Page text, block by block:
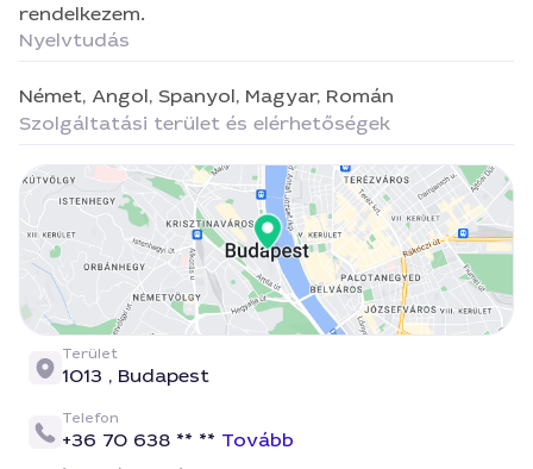
rendelkezem.
Nyelvtudás
Német, Angol, Spanyol, Magyar, Román
Szolgáltatási terület és elérhetőségek
Terület
1013 , Budapest
Telefon
+36 70 638 ** ** Tovább